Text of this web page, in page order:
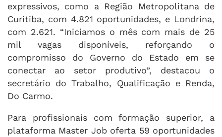
expressivos, como a Região Metropolitana de
Curitiba, com 4.821 oportunidades, e Londrina,
com 2.621. “Iniciamos o mês com mais de 25
mil vagas disponíveis, reforçando o
compromisso do Governo do Estado em se
conectar ao setor produtivo”, destacou o
secretário do Trabalho, Qualificação e Renda,
Do Carmo.
Para profissionais com formação superior, a
plataforma Master Job oferta 59 oportunidades